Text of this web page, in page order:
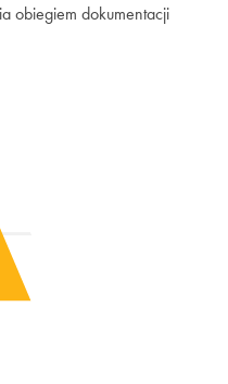
obiegiem dokumentacji